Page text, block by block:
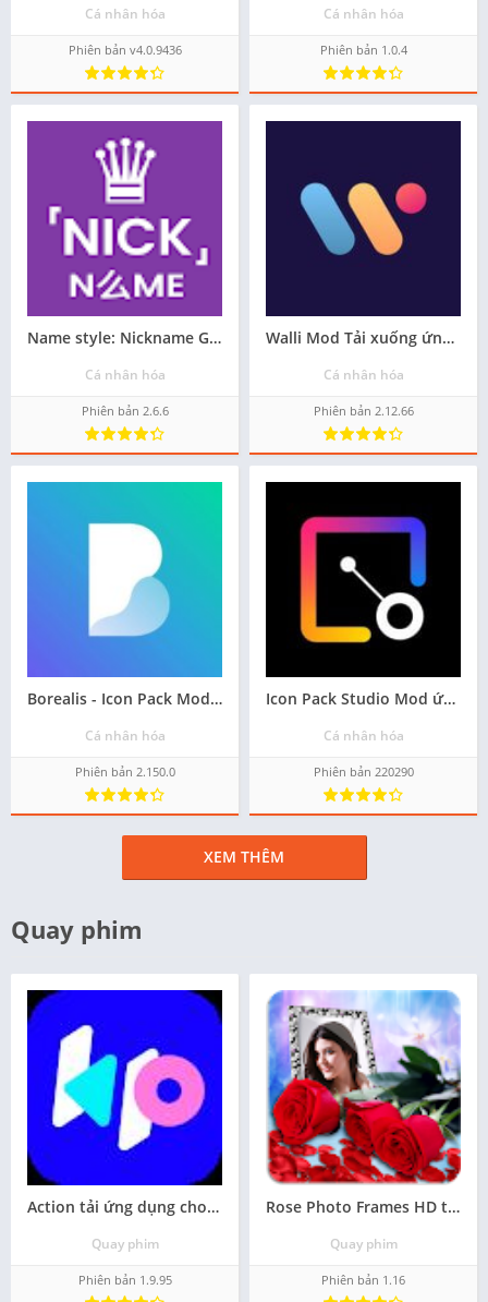
Cá nhân hóa
Phiên bản v4.0.9436
Cá nhân hóa
Phiên bản 1.0.4
Name style: Nickname Generator tải trò chơi về máy điện thoại miễn phí
Cá nhân hóa
Phiên bản 2.6.6
Walli Mod Tải xuống ứng dụng - Miễn phí
Cá nhân hóa
Phiên bản 2.12.66
Borealis - Icon Pack Mod tải phiên bản android mới nhất - Miễn phí
Cá nhân hóa
Phiên bản 2.150.0
Icon Pack Studio Mod ứng dụng apk hay cho android - Tải về
Cá nhân hóa
Phiên bản 220290
XEM THÊM
Quay phim
Action tải ứng dụng cho điện thoại android
Quay phim
Phiên bản 1.9.95
Rose Photo Frames HD tải ứng dụng apk cho android
Quay phim
Phiên bản 1.16